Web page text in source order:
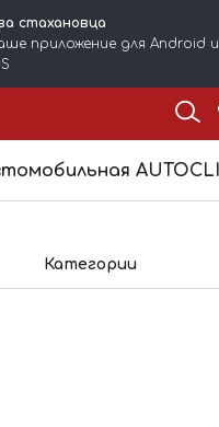
стахановца
приложение для Android и
Категории